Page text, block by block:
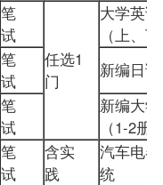
笔
试
任选1
门
大学英
（上、
笔
试
新编日
笔
试
新编大
（1-2
笔
试
含实
践
汽车电
统